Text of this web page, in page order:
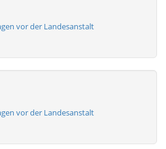
vor der Landesanstalt
vor der Landesanstalt